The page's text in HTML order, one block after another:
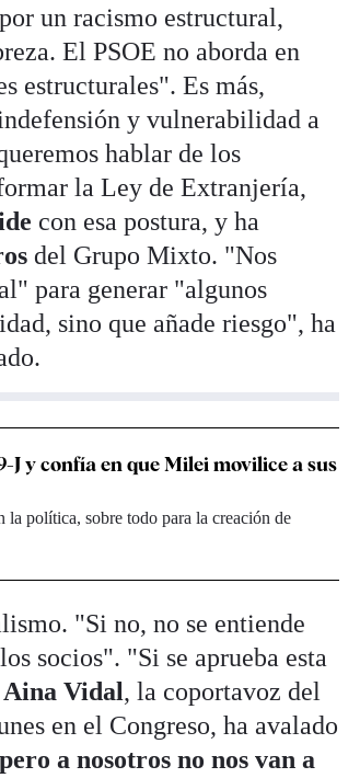
un racismo estructural,
El PSOE no aborda en
estructurales". Es más,
y vulnerabilidad a
hablar de los
la Ley de Extranjería,
con esa postura, y ha
del Grupo Mixto. "Nos
para generar "algunos
sino que añade riesgo", ha
J y confía en que Milei movilice a sus
la política, sobre todo para la creación de
"Si no, no se entiende
socios". "Si se aprueba esta
Aina Vidal, la coportavoz del
en el Congreso, ha avalado
a nosotros no nos van a